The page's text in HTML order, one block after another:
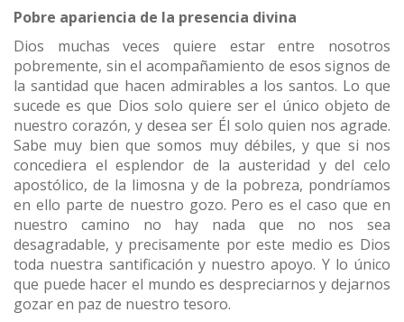
Pobre apariencia de la presencia divina
Dios muchas veces quiere estar entre nosotros
pobremente, sin el acompañamiento de esos signos de
la santidad que hacen admirables a los santos. Lo que
sucede es que Dios solo quiere ser el único objeto de
nuestro corazón, y desea ser Él solo quien nos agrade.
Sabe muy bien que somos muy débiles, y que si nos
concediera el esplendor de la austeridad y del celo
apostólico, de la limosna y de la pobreza, pondríamos
en ello parte de nuestro gozo. Pero es el caso que en
nuestro camino no hay nada que no nos sea
desagradable, y precisamente por este medio es Dios
toda nuestra santificación y nuestro apoyo. Y lo único
que puede hacer el mundo es despreciarnos y dejarnos
gozar en paz de nuestro tesoro.